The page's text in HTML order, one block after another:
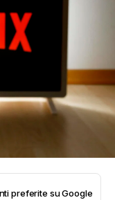
preferite su Google